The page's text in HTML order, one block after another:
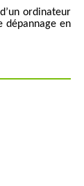
ordinateur
dépannage en